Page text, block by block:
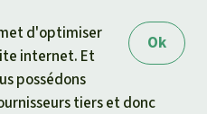
Ok
d'optimiser
internet. Et
possédons
tiers et donc